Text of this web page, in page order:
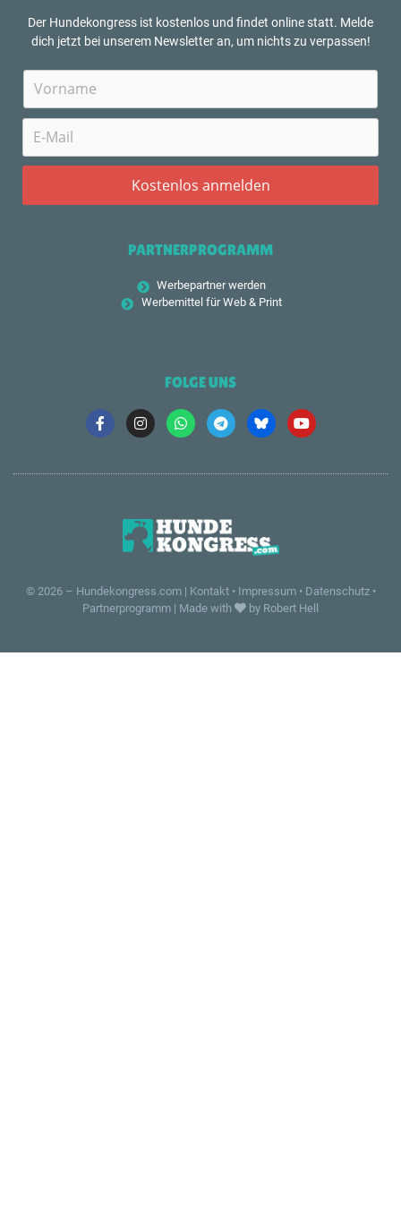
Der Hundekongress ist kostenlos und findet online statt. Melde
dich jetzt bei unserem Newsletter an, um nichts zu verpassen!
PARTNERPROGRAMM
Werbepartner werden
Werbemittel für Web & Print
FOLGE UNS
© 2026 – Hundekongress.com| Kontakt• Impressum• Datenschutz•
Partnerprogramm | Made with by Robert Hell